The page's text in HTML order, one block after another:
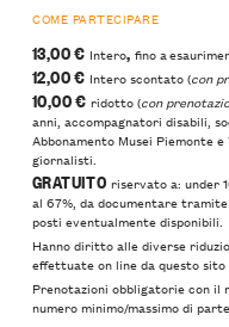
COME PARTECIPARE
13,00 € Intero, fino a
12,00 € Intero scontato (con
10,00 € ridotto (con
anni, accompagnatori disabili,
Abbonamento Musei Piemonte e
giornalisti.
GRATUITO riservato a: under
al 67%, da documentare
posti eventualmente disponibili.
Hanno diritto alle diverse
effettuate on line da questo
Prenotazioni obbligatorie con il
numero minimo/massimo di